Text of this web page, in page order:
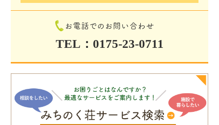
お電話でのお問い合わせ
TEL：0175-23-0711